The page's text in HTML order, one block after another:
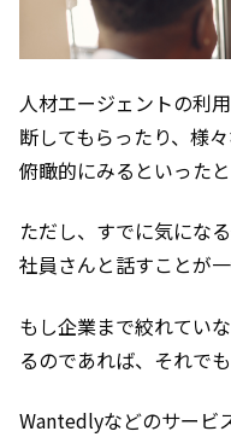
人材エージェントの利
断してもらったり、様
俯瞰的にみるといった
ただし、すでに気にな
社員さんと話すことが
もし企業まで絞れてい
るのであれば、それで
Wantedlyなどのサービ